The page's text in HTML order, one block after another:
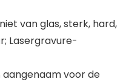
van glas, sterk, hard,
Lasergravure-
aangenaam voor de